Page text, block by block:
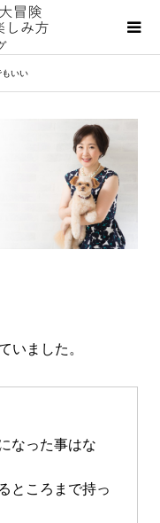
いい
いました。
なった事はな
ところまで持っ